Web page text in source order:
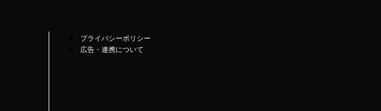
プライバシーポリシー
広告・連携について